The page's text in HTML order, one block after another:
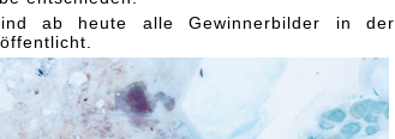
ab heute alle Gewinnerbilder in der